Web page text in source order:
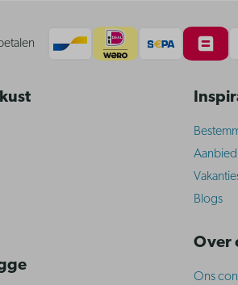
Blogs
Over
Ons